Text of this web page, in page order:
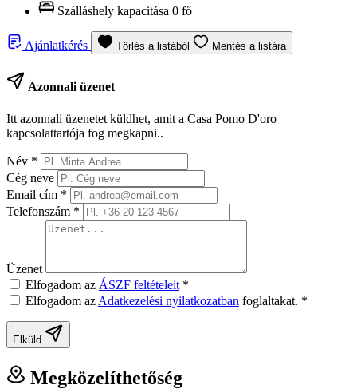
Szálláshely kapacitása 0 fő
Ajánlatkérés Törlés a listából Mentés a listára
Azonnali üzenet
Itt azonnali üzenetet küldhet, amit a Casa Pomo D'oro
kapcsolattartója fog megkapni..
Név *
Cég neve
Email cím *
Telefonszám *
Üzenet
Elfogadom az ÁSZF feltételeit *
Elfogadom az Adatkezelési nyilatkozatban foglaltakat. *
Elküld
Megközelíthetőség